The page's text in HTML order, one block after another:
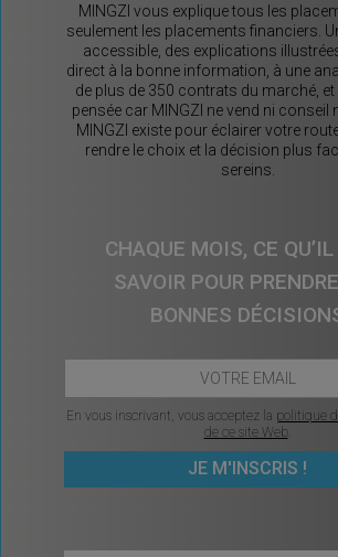
MINGZI vous explique tous les
seulement les placements financiers.
accessible, des explications
direct à la bonne information, à une
de plus de 350 contrats du marché,
pensée car MINGZI ne vend ni conseil
MINGZI existe pour éclairer votre
rendre le choix et la décision plus
sereins.
CHAQUE MOIS, CE
SAVOIR POUR
BONNES
En vous inscrivant, vous acceptez la politique
de ce site Web.